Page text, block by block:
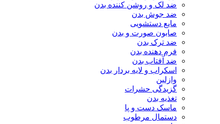
ضد لک و روشن کننده بدن
ضد جوش بدن
مایع دستشویی
صابون صورت و بدن
ضد ترک بدن
فرم دهنده بدن
ضد آفتاب بدن
اسکراب و لایه بردار بدن
وازلین
گزیدگی حشرات
تغذیه بدن
ماسک دست و پا
دستمال مرطوب